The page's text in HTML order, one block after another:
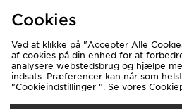
Cookies
Ved at klikke på "Accepter Alle
af cookies på din enhed for at
analysere webstedsbrug og hjælpe
indsats. Præferencer kan når som
"Cookieindstillinger ". Se vores